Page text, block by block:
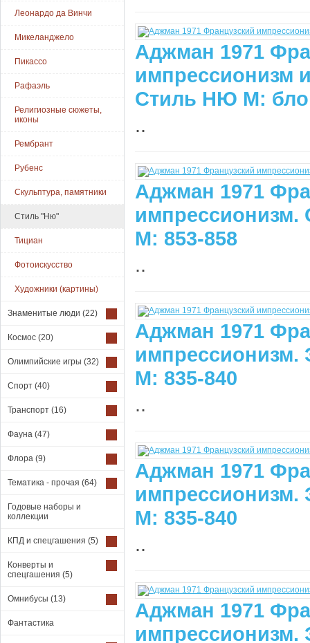
Леонардо да Винчи
Микеланджело
Пикассо
Рафаэль
Религиозные сюжеты,
иконы
Рембрант
Рубенс
Скульптура, памятники
Стиль "Ню"
Тициан
Фотоискусство
Художники (картины)
Знаменитые люди (22)
Космос (20)
Олимпийские игры (32)
Спорт (40)
Транспорт (16)
Фауна (47)
Флора (9)
Тематика - прочая (64)
Годовые наборы и
коллекции
КПД и спецгашения (5)
Конверты и
спецгашения (5)
Омнибусы (13)
Фантастика
Аджман 1971
импрессионизм
Стиль НЮ М:
..
Аджман 1971
М: 853-858
..
Аджман 1971
М: 835-840
..
Аджман 1971
М: 835-840
..
Аджман 1971